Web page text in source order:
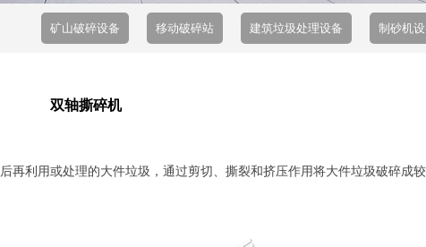
矿山破碎设备 移动破碎站 建筑垃圾处理设备 制砂机
双轴撕碎机
利用或处理的大件垃圾，通过剪切、撕裂和挤压作用将大件垃圾破碎成